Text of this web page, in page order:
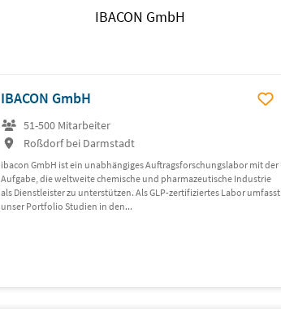
IBACON GmbH
IBACON GmbH
51-500 Mitarbeiter
Roßdorf bei Darmstadt
ibacon GmbH ist ein unabhängiges Auftragsforschungslabor mit der
Aufgabe, die weltweite chemische und pharmazeutische Industrie
als Dienstleister zu unterstützen. Als GLP-zertifiziertes Labor umfasst
unser Portfolio Studien in den...